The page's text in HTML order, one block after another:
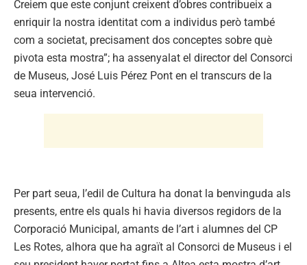
Creiem que este conjunt creixent d’obres contribueix a
enriquir la nostra identitat com a individus però també
com a societat, precisament dos conceptes sobre què
pivota esta mostra”; ha assenyalat el director del Consorci
de Museus, José Luis Pérez Pont en el transcurs de la
seua intervenció.
Per part seua, l’edil de Cultura ha donat la benvinguda als
presents, entre els quals hi havia diversos regidors de la
Corporació Municipal, amants de l’art i alumnes del CP
Les Rotes, alhora que ha agraït al Consorci de Museus i el